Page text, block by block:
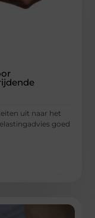
uit naar het
goed